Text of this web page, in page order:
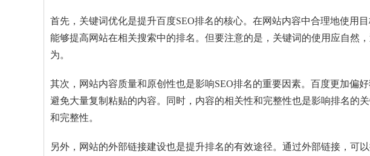
首先，关键词优化是提升百度SEO排名的核心。在网站内容中合理地使用
能够提高网站在相关搜索中的排名。但要注意的是，关键词的使用应自然
为。
其次，网站内容质量和原创性也是影响SEO排名的重要因素。百度更加偏
避免大量复制粘贴的内容。同时，内容的相关性和完整性也是影响排名的
和完整性。
另外，网站的外部链接建设也是提升排名的有效途径。通过外部链接，可